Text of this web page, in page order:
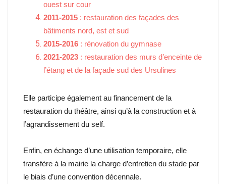
ouest sur cour
2011-2015 : restauration des façades des
bâtiments nord, est et sud
2015-2016 : rénovation du gymnase
2021-2023 : restauration des murs d’enceinte de
l’étang et de la façade sud des Ursulines
Elle participe également au financement de la
restauration du théâtre, ainsi qu’à la construction et à
l’agrandissement du self.
Enfin, en échange d’une utilisation temporaire, elle
transfère à la mairie la charge d’entretien du stade par
le biais d’une convention décennale.